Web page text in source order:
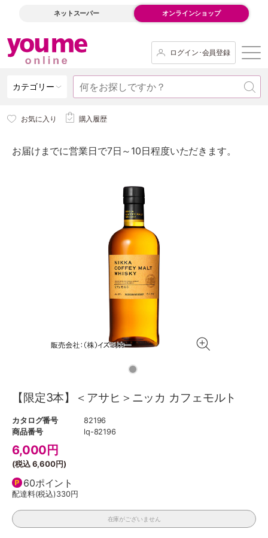
ネットスーパー オンラインショップ
ログイン･会員登録
カテゴリー
お気に入り 購入履歴
お届けまでに営業日で7日～10日程度いただきます。
【限定3本】＜アサヒ＞ニッカ カフェモルト
カタログ番号
82196
商品番号
lq-82196
6,000 円
(税込6,600円)
60ポイント
配達料(税込)330円
在庫がございません